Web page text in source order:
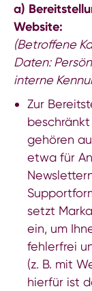
a)
Website:
(Betroffene
Daten:
interne
Zur
gehören
etwa für
setzt
ein, um
fehlerfrei
(z. B. mit
hierfür ist